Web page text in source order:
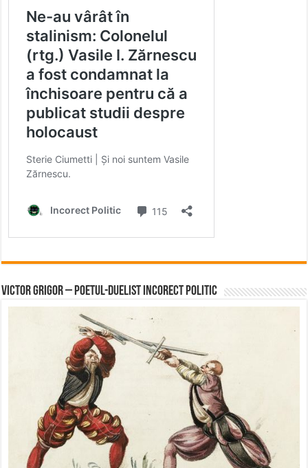
Victor Grigor – Poetul-Duelist Incorect Politic